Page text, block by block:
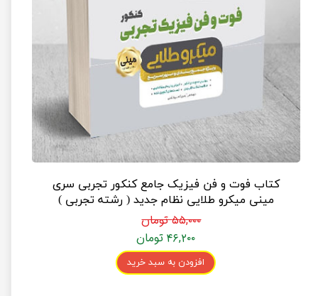
کتاب فوت و فن فیزیک جامع کنکور تجربی سری
مینی میکرو طلایی نظام جدید ( رشته تجربی )
۵۵,۰۰۰ تومان
۴۶,۲۰۰ تومان
افزودن به سبد خرید